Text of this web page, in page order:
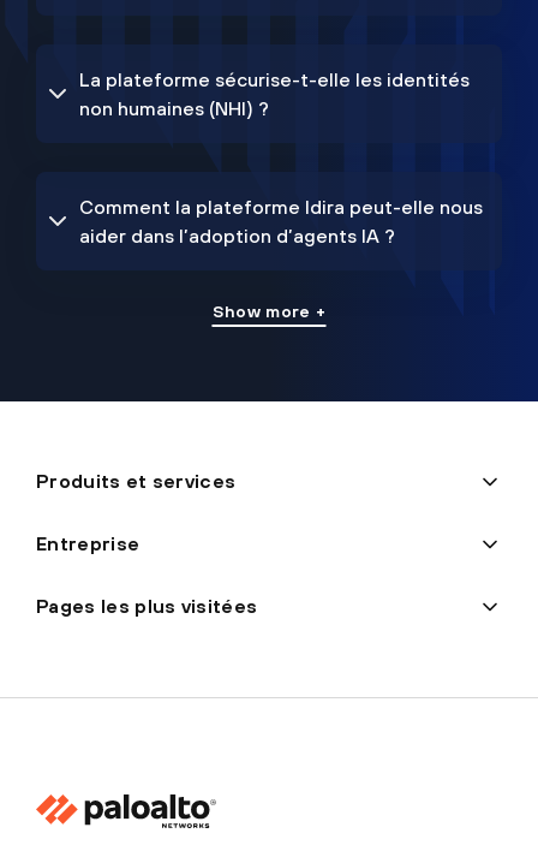
La plateforme sécurise-t-elle les identités
non humaines (NHI) ?
Comment la plateforme Idira peut-elle nous
aider dans l’adoption d’agents IA ?
Show more +
Produits et services
Entreprise
Pages les plus visitées